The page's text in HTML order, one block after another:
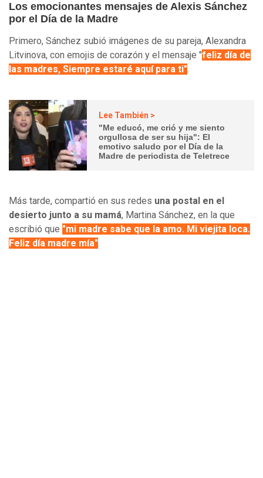
Los emocionantes mensajes de Alexis Sánchez
por el Día de la Madre
Primero, Sánchez subió imágenes de su pareja, Alexandra
Litvinova, con emojis de corazón y el mensaje "feliz día de
las madres, Siempre estaré aquí para ti".
Lee También >
"Me educó, me crió y me siento
orgullosa de ser su hija": El
emotivo saludo por el Día de la
Madre de periodista de Teletrece
Más tarde, compartió en sus redes una postal en el
desierto junto a su mamá, Martina Sánchez, en la que
escribió que "mi madre sabe que la amo. Mi viejita loca.
Feliz día madre mía".